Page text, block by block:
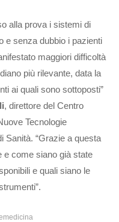
alla prova i sistemi di
e senza dubbio i pazienti
maggiori difficoltà
più rilevante, data la
ai quali sono sottoposti”
, direttore del Centro
Tecnologie
Sanità. “Grazie a questa
e come siano già state
e quali siano le